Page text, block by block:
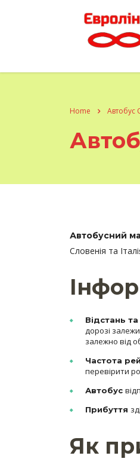
Home Автобус
Автобусний
Словенія та
Відстань
дорозі
залежно від
Частота
перевірити
Автобус
Прибуття
Як